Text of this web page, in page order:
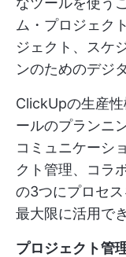
ム・プロジェク
ジェクト、スケ
ンのためのデジ
ClickUpの生産
ールのプランニ
コミュニケーシ
クト管理、コラ
の3つにプロセ
最大限に活用で
プロジェクト管